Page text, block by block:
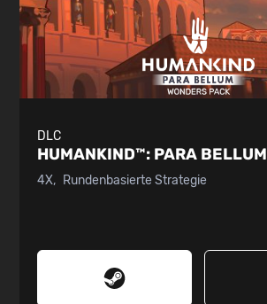
DLC
HUMANKIND™: PARA BELLUM
4X Rundenbasierte Strategie